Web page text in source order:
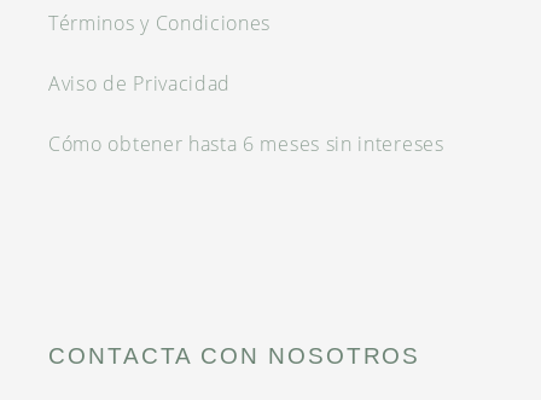
Términos y Condiciones
Aviso de Privacidad
Cómo obtener hasta 6 meses sin intereses
CONTACTA CON NOSOTROS